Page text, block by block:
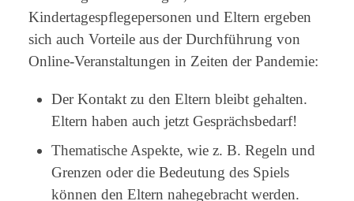
Kindertagespflegepersonen und Eltern ergeben
sich auch Vorteile aus der Durchführung von
Online-Veranstaltungen in Zeiten der Pandemie:
Der Kontakt zu den Eltern bleibt gehalten.
Eltern haben auch jetzt Gesprächsbedarf!
Thematische Aspekte, wie z. B. Regeln und
Grenzen oder die Bedeutung des Spiels
können den Eltern nahegebracht werden.